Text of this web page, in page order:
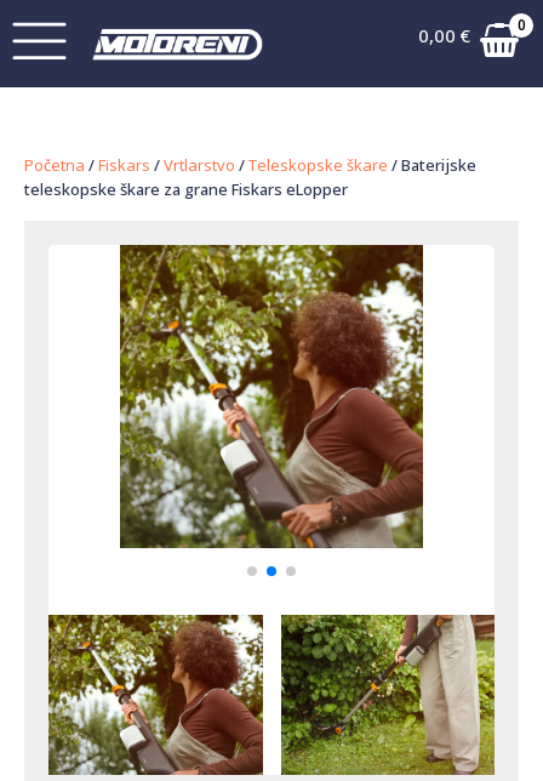
0,00 € 0
Početna /Fiskars /Vrtlarstvo /Teleskopske škare / Baterijske
teleskopske škare za grane Fiskars eLopper